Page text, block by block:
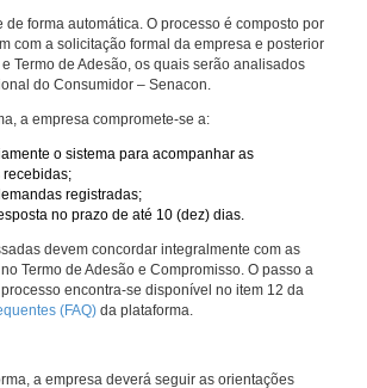
de forma automática. O processo é composto por
com a solicitação formal da empresa e posterior
Termo de Adesão, os quais serão analisados
do Consumidor – Senacon.
a empresa compromete-se a:
o sistema para acompanhar as
registradas;
no prazo de até 10 (dez) dias.
devem concordar integralmente com as
Termo de Adesão e Compromisso. O passo a
encontra-se disponível no item 12 da
(FAQ) da plataforma.
a empresa deverá seguir as orientações